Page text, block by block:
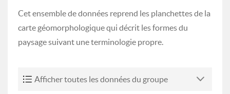
Cet ensemble de données reprend les planchettes de la
carte géomorphologique qui décrit les formes du
paysage suivant une terminologie propre.
Afficher toutes les données du groupe